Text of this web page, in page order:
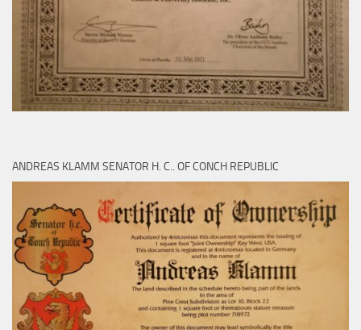
ANDREAS KLAMM SENATOR H. C.. OF CONCH REPUBLIC